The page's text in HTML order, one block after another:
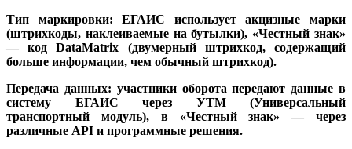
Тип маркировки: ЕГАИС использует акцизные марки
(штрихкоды, наклеиваемые на бутылки), «Честный знак»
— код DataMatrix (двумерный штрихкод, содержащий
больше информации, чем обычный штрихкод).
Передача данных: участники оборота передают данные в
систему ЕГАИС через УТМ (Универсальный
транспортный модуль), в «Честный знак» — через
различные API и программные решения.